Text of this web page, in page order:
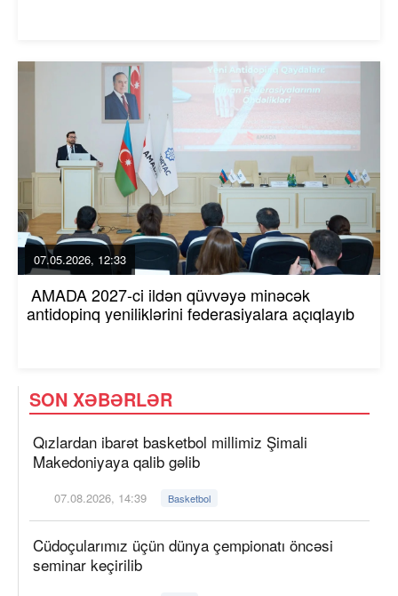
07.05.2026, 12:33
AMADA 2027-ci ildən qüvvəyə minəcək
antidopinq yeniliklərini federasiyalara açıqlayıb
SON XƏBƏRLƏR
Qızlardan ibarət basketbol millimiz Şimali
Makedoniyaya qalib gəlib
07.08.2026, 14:39 Basketbol
Cüdoçularımız üçün dünya çempionatı öncəsi
seminar keçirilib